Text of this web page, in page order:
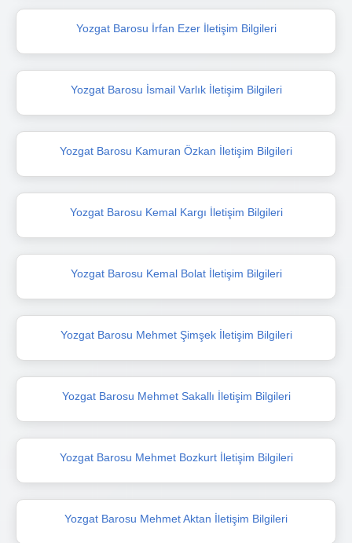
Yozgat Barosu İrfan Ezer İletişim Bilgileri
Yozgat Barosu İsmail Varlık İletişim Bilgileri
Yozgat Barosu Kamuran Özkan İletişim Bilgileri
Yozgat Barosu Kemal Kargı İletişim Bilgileri
Yozgat Barosu Kemal Bolat İletişim Bilgileri
Yozgat Barosu Mehmet Şimşek İletişim Bilgileri
Yozgat Barosu Mehmet Sakallı İletişim Bilgileri
Yozgat Barosu Mehmet Bozkurt İletişim Bilgileri
Yozgat Barosu Mehmet Aktan İletişim Bilgileri